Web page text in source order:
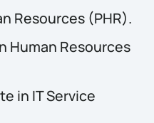
Resources (PHR).
Human Resources
in IT Service